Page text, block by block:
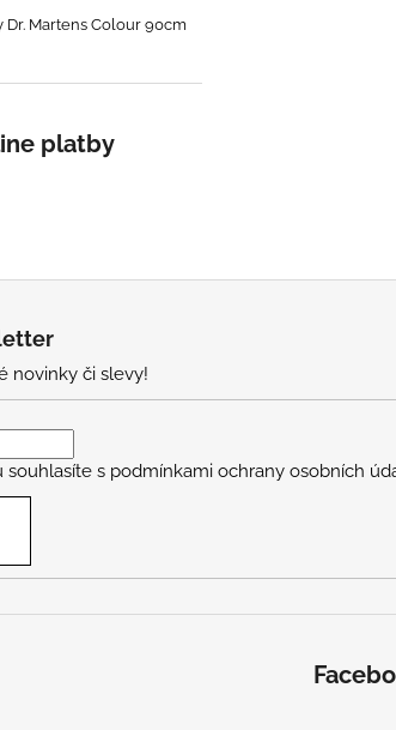
Dr. Martens Colour 90cm
platby
novinky či slevy!
souhlasíte s podmínkami ochrany osobních